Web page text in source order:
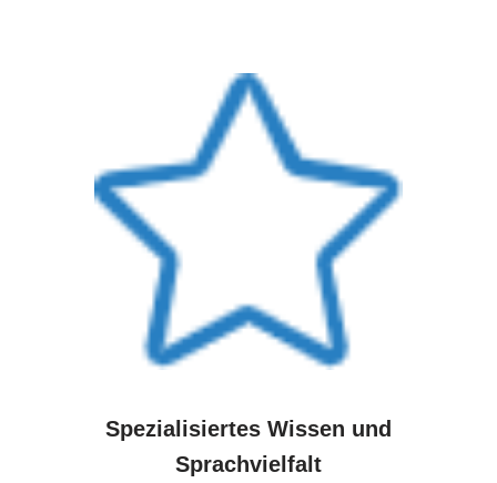
Spezialisiertes Wissen und
Sprachvielfalt